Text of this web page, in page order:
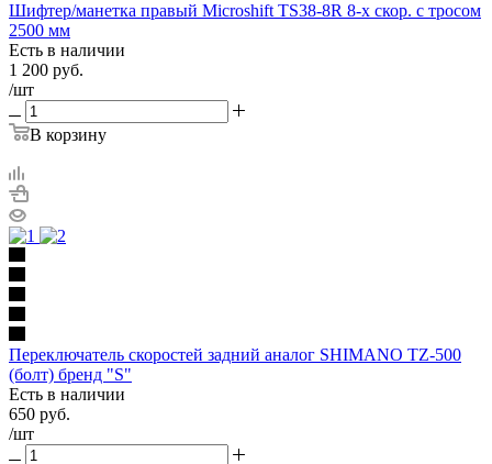
Шифтер/манетка правый Microshift TS38-8R 8-х скор. с тросом
2500 мм
Есть в наличии
1 200 руб.
/шт
В корзину
Переключатель скоростей задний аналог SHIMANO TZ-500
(болт) бренд "S"
Есть в наличии
650 руб.
/шт